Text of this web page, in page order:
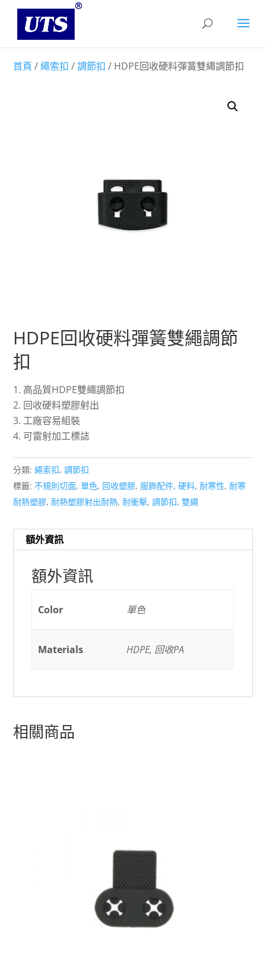
首頁 /繩索扣 /調節扣 / HDPE回收硬料彈簧雙繩調節扣
HDPE回收硬料彈簧雙繩調節
扣
高品質HDPE雙繩調節扣
回收硬料塑膠射出
工廠容易組裝
可雷射加工標誌
分類:繩索扣,調節扣
標籤:不規則切面,單色, 回收塑膠, 服飾配件,硬料,耐寒性,耐寒
耐熱塑膠,耐熱塑膠射出耐熱,耐衝擊,調節扣,雙繩
額外資訊
額外資訊
Color 單色
Materials HDPE, 回收PA
相關商品